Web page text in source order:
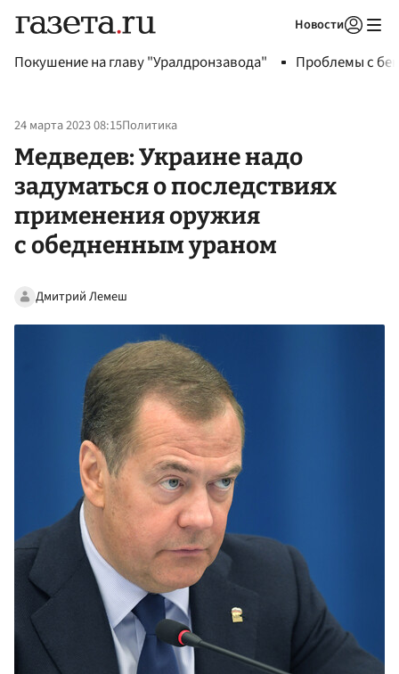
Новости
Покушение на главу "Уралдронзавода" Проблемы с
24 марта 2023 08:15Политика
Медведев: Украине надо
задуматься о последствиях
применения оружия
с обедненным ураном
Дмитрий Лемеш